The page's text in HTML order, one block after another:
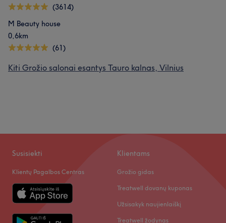
(3614)
M Beauty house
0,6km
(61)
Kiti Grožio salonai esantys Tauro kalnas, Vilnius
Susisiekti
Klientų Pagalbos Centras
Klientams
Grožio gidas
Treatwell dovanų kuponas
Užsisakyk naujienlaiškį
Treatwell žodynas